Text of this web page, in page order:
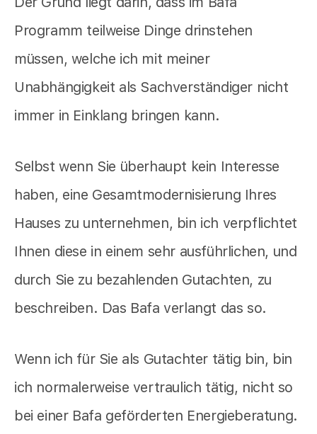
Programm teilweise Dinge drinstehen
müssen, welche ich mit meiner
Unabhängigkeit als Sachverständiger nicht
immer in Einklang bringen kann.
Selbst wenn Sie überhaupt kein Interesse
haben, eine Gesamtmodernisierung Ihres
Hauses zu unternehmen, bin ich verpflichtet
Ihnen diese in einem sehr ausführlichen, und
durch Sie zu bezahlenden Gutachten, zu
beschreiben. Das Bafa verlangt das so.
Wenn ich für Sie als Gutachter tätig bin, bin
ich normalerweise vertraulich tätig, nicht so
bei einer Bafa geförderten Energieberatung.